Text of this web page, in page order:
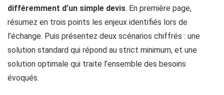
différemment d’un simple devis. En première page,
résumez en trois points les enjeux identifiés lors de
l’échange. Puis présentez deux scénarios chiffrés : une
solution standard qui répond au strict minimum, et une
solution optimale qui traite l’ensemble des besoins
évoqués.